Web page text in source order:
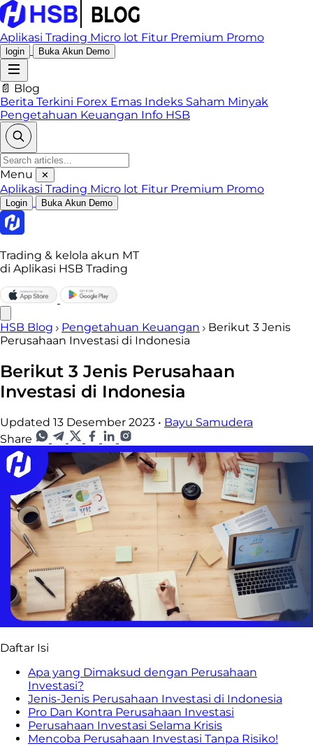
Aplikasi Trading Micro lot Fitur Premium Promo
login Buka Akun Demo
📄 Blog
Berita Terkini Forex Emas Indeks Saham Minyak
Pengetahuan Keuangan Info HSB
Menu ✕
Aplikasi Trading Micro lot Fitur Premium Promo
Login Buka Akun Demo
Trading & kelola akun MT
di Aplikasi HSB Trading
HSB Blog Pengetahuan Keuangan
Berikut 3 Jenis
Perusahaan Investasi di Indonesia
Berikut 3 Jenis Perusahaan
Investasi di Indonesia
Updated 13 Desember 2023 • Bayu Samudera
Share
Daftar Isi
Apa yang Dimaksud dengan Perusahaan
Investasi?
Jenis-Jenis Perusahaan Investasi di Indonesia
Pro Dan Kontra Perusahaan Investasi
Perusahaan Investasi Selama Krisis
Mencoba Perusahaan Investasi Tanpa Risiko!